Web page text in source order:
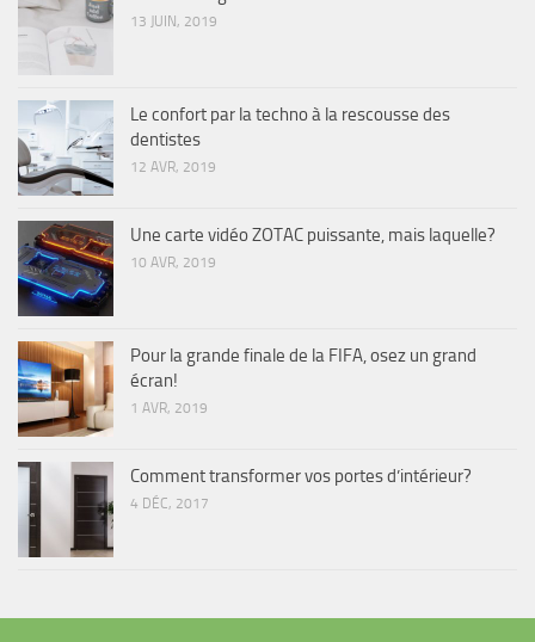
13 JUIN, 2019
Le confort par la techno à la rescousse des
dentistes
12 AVR, 2019
Une carte vidéo ZOTAC puissante, mais laquelle?
10 AVR, 2019
Pour la grande finale de la FIFA, osez un grand
écran!
1 AVR, 2019
Comment transformer vos portes d’intérieur?
4 DÉC, 2017